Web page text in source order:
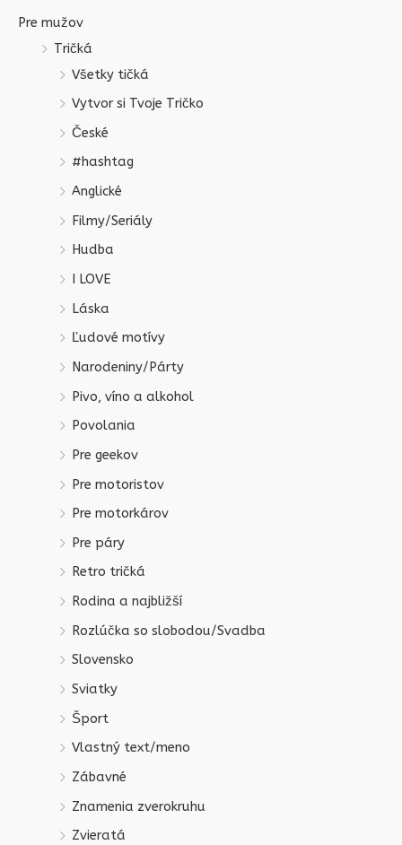
Pre mužov
Tričká
Všetky tičká
Vytvor si Tvoje Tričko
České
#hashtag
Anglické
Filmy/Seriály
Hudba
I LOVE
Láska
Ľudové motívy
Narodeniny/Párty
Pivo, víno a alkohol
Povolania
Pre geekov
Pre motoristov
Pre motorkárov
Pre páry
Retro tričká
Rodina a najbližší
Rozlúčka so slobodou/Svadba
Slovensko
Sviatky
Šport
Vlastný text/meno
Zábavné
Znamenia zverokruhu
Zvieratá